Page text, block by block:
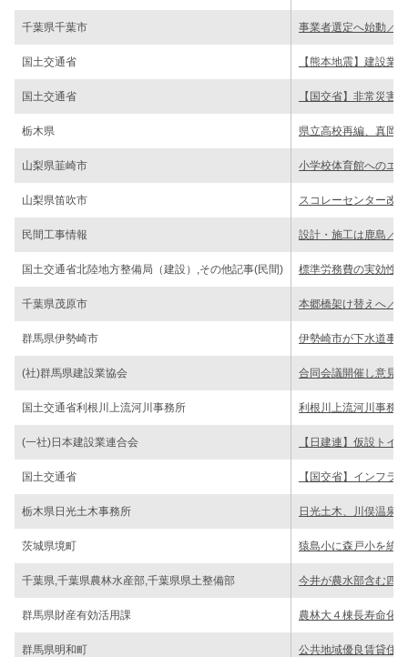
千葉県千葉市 事業者選定へ始動／
国土交通省 【熊本地震】建設業
国土交通省 【国交省】非常災害
栃木県 県立高校再編、真岡
山梨県韮崎市 小学校体育館へのエ
山梨県笛吹市 スコレーセンター改
民間工事情報 設計・施工は鹿島／
国土交通省北陸地方整備局（建設）,その他記事(民間) 標準労務費の実効性
千葉県茂原市 本郷橋架け替えへ／
群馬県伊勢崎市 伊勢崎市が下水道事
(社)群馬県建設業協会 合同会議開催し意見
国土交通省利根川上流河川事務所 利根川上流河川事務
(一社)日本建設業連合会 【日建連】仮設トイ
国土交通省 【国交省】インフラ
栃木県日光土木事務所 日光土木、川俣温泉
茨城県境町 猿島小に森戸小を統
千葉県,千葉県農林水産部,千葉県県土整備部 今井が農水部含む四
群馬県財産有効活用課 農林大４棟長寿命化
群馬県明和町 公共地域優良賃貸住